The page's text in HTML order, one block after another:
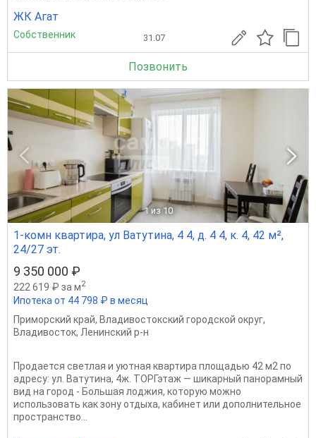
ЖК Агат
Собственник 31.07
Позвонить
1 из 10
1-комн квартира, ул Ватутина, 4 4, д. 4 4, к. 4, 42 м²,
24/27 эт.
9 350 000 ₽
222 619 ₽ за м2
Ипотека от 44 798 ₽ в месяц
Приморский край, Владивостокский городской округ,
Владивосток, Ленинский р-н
Продается светлая и уютная квартира площадью 42 м2 по
адресу: ул. Ватутина, 4ж. ТОРГэтаж — шикарный панорамный
вид на город - Большая лоджия, которую можно
использовать как зону отдыха, кабинет или дополнительное
пространство...